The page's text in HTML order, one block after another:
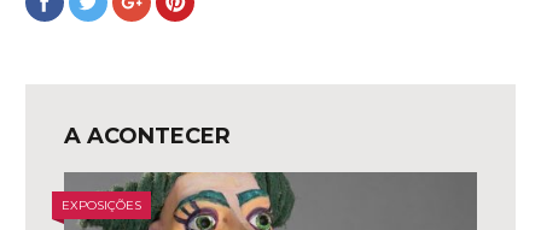
no
no
no
no
A ACONTECER
EXPOSIÇÕES